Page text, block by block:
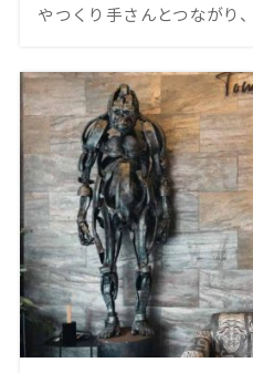
やつくり手さんとつながり